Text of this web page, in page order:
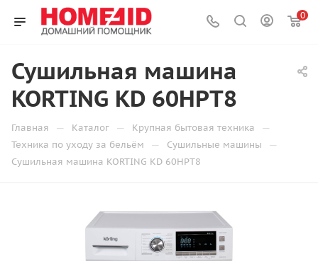
0
Сушильная машина
KORTING KD 60HPT8
Главная — Каталог — Крупная бытовая техника —
Техника по уходу за бельём — Сушильные машины —
Сушильная машина KORTING KD 60HPT8